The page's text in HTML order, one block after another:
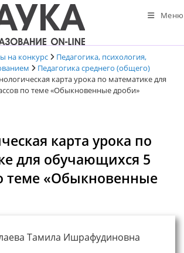
Меню
на конкурс
Педагогика, психология,
Педагогика среднего (общего)
карта урока по математике для
по теме «Обыкновенные дроби»
карта урока по
для обучающихся 5
теме «Обыкновенные
Тамила Ишрафудиновна